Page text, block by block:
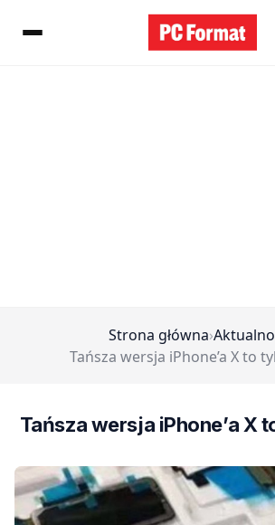
Strona główna›
Tańsza wersja iPhone’a X to
Tańsza wersja iPhone’a X